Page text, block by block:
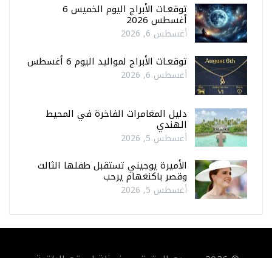
توقعـات الأبراج اليوم الخميس 6
أغسطس 2026
أغسطس 6, 2026
توقعـات الأبراج لمواليد اليوم 6 أغسطس
أغسطس 6, 2026
دليل المغامرات الفاخرة في المحيط
الهندي
أغسطس 5, 2026
الأميرة يوجيني تستقبل طفلها الثالث
وقصر باكنغهام يرحب
أغسطس 5, 2026